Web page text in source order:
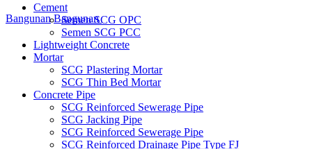
Bangunan Bangunan
Cement
Semen SCG OPC
Semen SCG PCC
Lightweight Concrete
Mortar
SCG Plastering Mortar
SCG Thin Bed Mortar
Concrete Pipe
SCG Reinforced Sewerage Pipe
SCG Jacking Pipe
SCG Reinforced Sewerage Pipe
SCG Reinforced Drainage Pipe Type FJ